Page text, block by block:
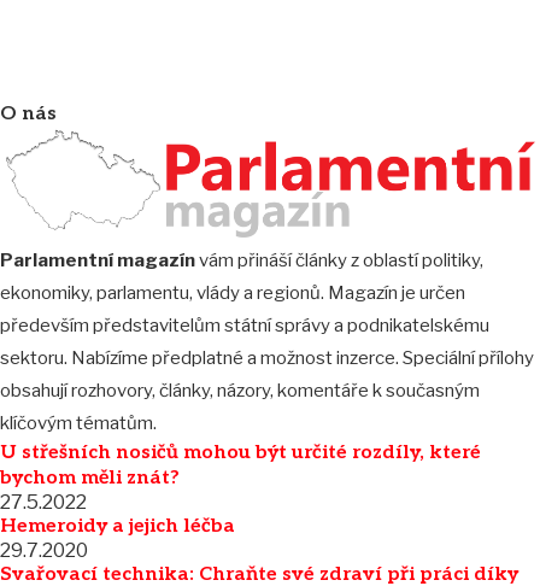
O nás
Parlamentní magazínvám přináší články z oblastí politiky,
ekonomiky, parlamentu, vlády a regionů. Magazín je určen
především představitelům státní správy a podnikatelskému
sektoru. Nabízíme předplatné a možnost inzerce. Speciální přílohy
obsahují rozhovory, články, názory, komentáře k současným
klíčovým tématům.
U střešních nosičů mohou být určité rozdíly, které
bychom měli znát?
27.5.2022
Hemeroidy a jejich léčba
29.7.2020
Svařovací technika: Chraňte své zdraví při práci díky